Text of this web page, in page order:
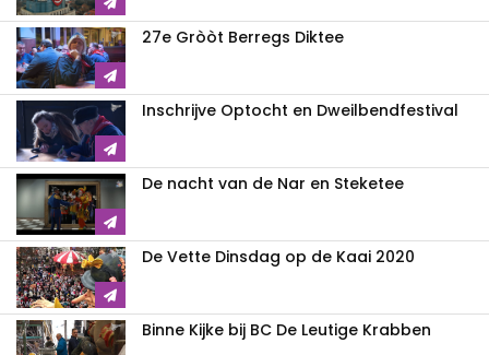
27e Gròòt Berregs Diktee
Inschrijve Optocht en Dweilbendfestival
De nacht van de Nar en Steketee
De Vette Dinsdag op de Kaai 2020
Binne Kijke bij BC De Leutige Krabben